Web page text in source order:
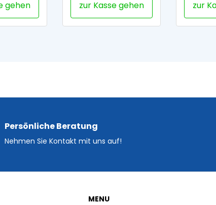
gehen zur Kasse gehen zur
Persönliche Beratung
Nehmen Sie Kontakt mit uns auf!
MENU